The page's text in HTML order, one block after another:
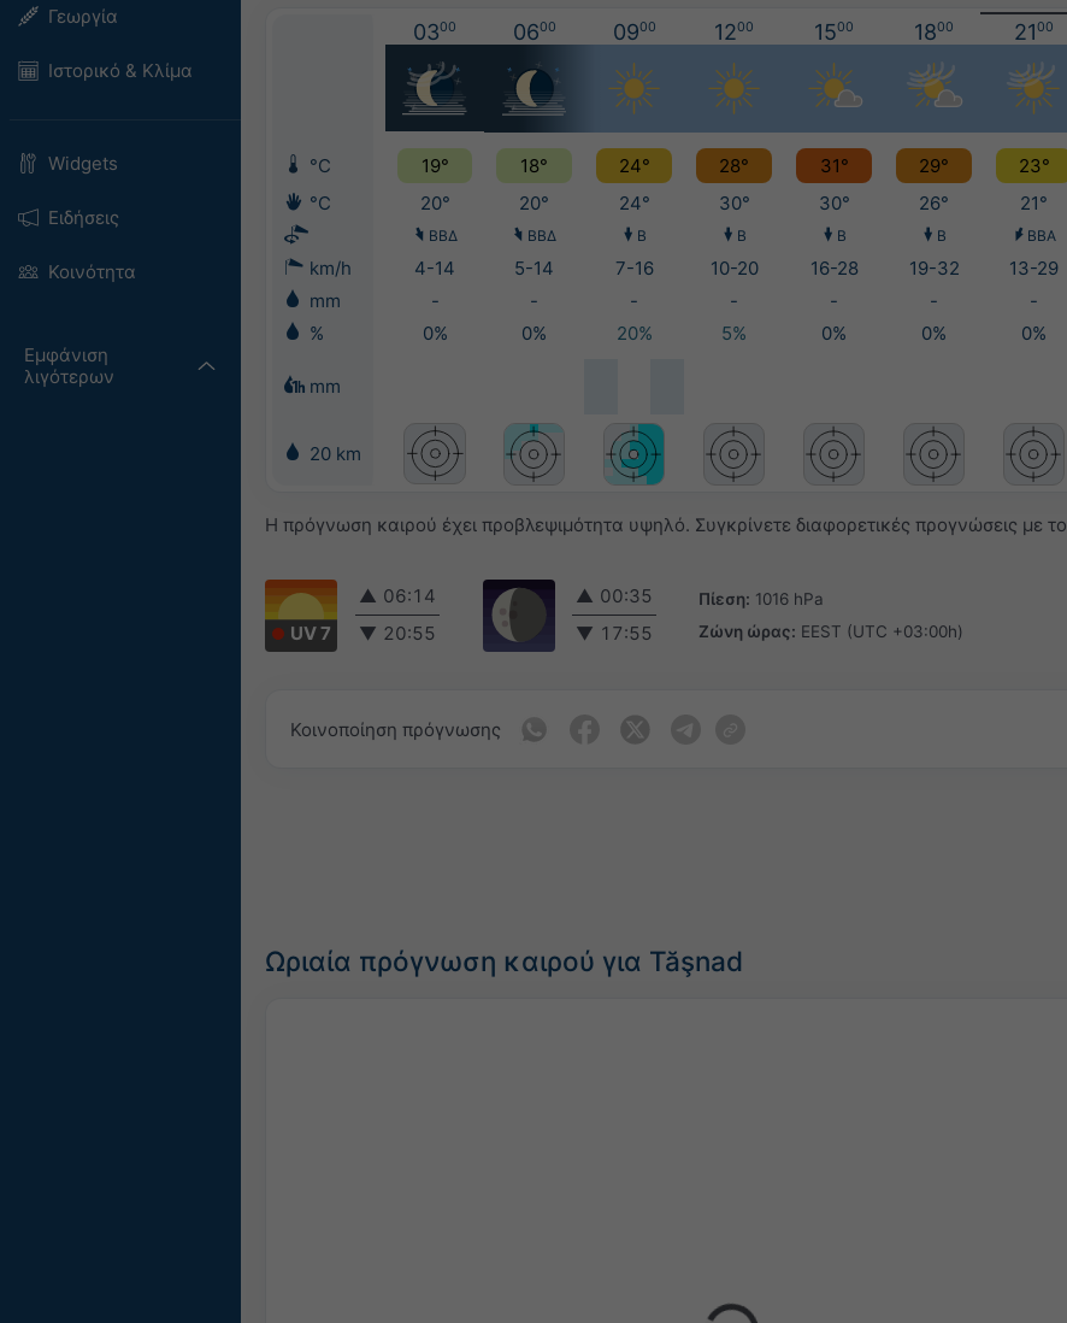
Γεωργία
Ιστορικό & Κλίμα
Widgets
Ειδήσεις
Κοινότητα
Εμφάνιση
λιγότερων
0300 0600 0900 1200 1500 1800 2100
°C 19° 18° 24° 28° 31° 29° 23°
°C
20° 20° 24° 30° 30° 26° 21°
ΒΒΔ ΒΒΔ Β Β Β Β ΒΒΑ
km/h 4-14 5-14 7-16 10-20 16-28 19-32 13-29
mm
- - - - - - -
%
0% 0% 20% 5% 0% 0% 0%
mm
20 km
Η πρόγνωση καιρού έχει προβλεψιμότητα υψηλό. Συγκρίνετε διαφορετικές προγνώσεις με το
UV 7
▲ 06:14
▼ 20:55
▲ 00:35
▼ 17:55
Πίεση: 1016 hPa
Ζώνη ώρας: EEST (UTC +03:00h)
Κοινοποίηση πρόγνωσης
Ωριαία πρόγνωση καιρού για Tăşnad